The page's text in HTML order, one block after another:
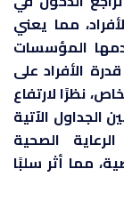
مما يعني
المؤسسات
الأفراد على
نظرًا لارتفاع
الجداول الآتية
الصحية
مما أثر سلبًا